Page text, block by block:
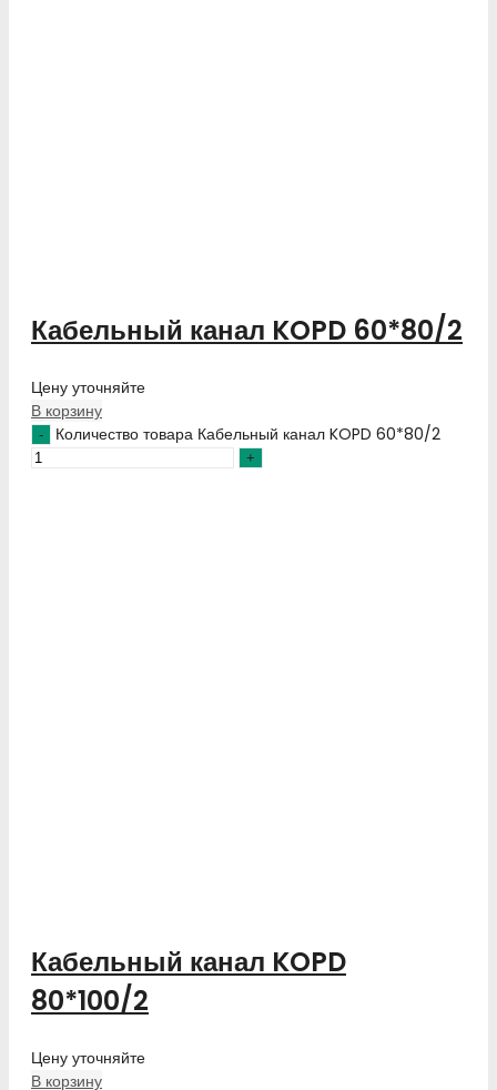
Кабельный канал KOPD 60*80/2
Цену уточняйте
В корзину
Количество товара Кабельный канал KOPD 60*80/2
Кабельный канал KOPD
80*100/2
Цену уточняйте
В корзину